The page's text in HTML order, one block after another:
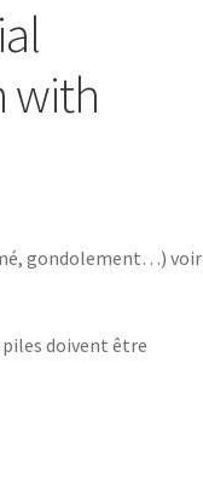
with
gondolement…) voir
doivent être